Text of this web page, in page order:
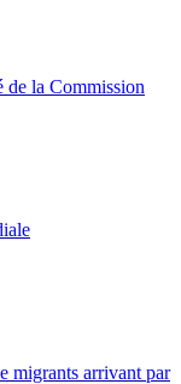
de la Commission
migrants arrivant par